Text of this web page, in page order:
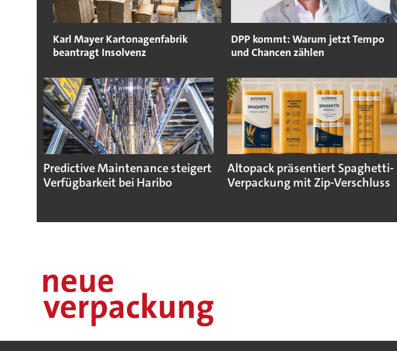
Karl Mayer Kartonagenfabrik
beantragt Insolvenz
DPP kommt: Warum jetzt Tempo
und Chancen zählen
Predictive Maintenance steigert
Verfügbarkeit bei Haribo
Altopack präsentiert Spaghetti-
Verpackung mit Zip-Verschluss